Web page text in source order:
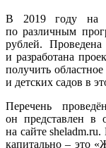
В 2019 году на
по различным
рублей. Проведена
и разработана
получить
и детских садов в
Перечень
он представлен в
на сайте
капитально – это